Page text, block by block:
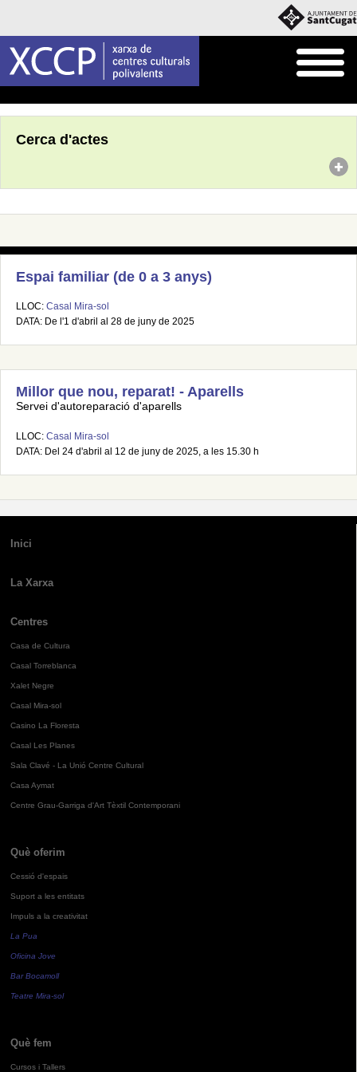
Cerca d'actes
Espai familiar (de 0 a 3 anys)
LLOC: Casal Mira-sol
DATA: De l'1 d'abril al 28 de juny de 2025
Millor que nou, reparat! - Aparells
Servei d'autoreparació d'aparells
LLOC: Casal Mira-sol
DATA: Del 24 d'abril al 12 de juny de 2025, a les 15.30 h
Inici
La Xarxa
Centres
Casa de Cultura
Casal Torreblanca
Xalet Negre
Casal Mira-sol
Casino La Floresta
Casal Les Planes
Sala Clavé - La Unió Centre Cultural
Casa Aymat
Centre Grau-Garriga d'Art Tèxtil Contemporani
Què oferim
Cessió d'espais
Suport a les entitats
Impuls a la creativitat
La Pua
Oficina Jove
Bar Bocamoll
Teatre Mira-sol
Què fem
Cursos i Tallers